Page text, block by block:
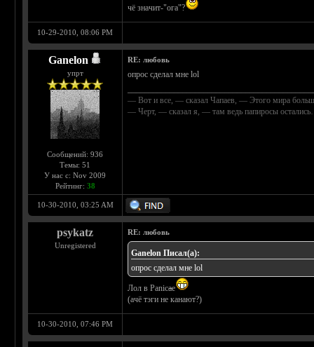
чё значит-"ога"?
10-29-2010, 08:06 PM
Ganelon
упрт
Сообщений: 936
Темы: 51
У нас с: Nov 2009
Рейтинг: 38
RE: любовь
опрос сделал мне lol
— Вот и все, — сказал Чапаев, — Этого мира
— Черт, — сказал я, — там ведь папиросы
10-30-2010, 03:25 AM
psykatz
Unregistered
RE: любовь
Ganelon Писал(а):
опрос сделал мне lol
Лол в Panicaе
(ачё тэги не канают?)
10-30-2010, 07:46 PM